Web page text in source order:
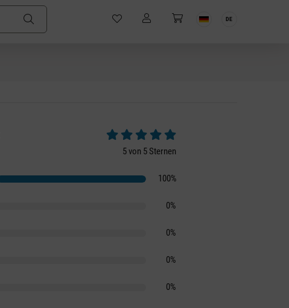
DE
Durchschnittliche Bewertung von 5 von 5
5 von 5 Sternen
100%
0%
0%
0%
0%